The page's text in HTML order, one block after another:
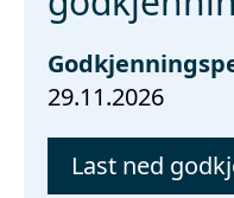
29.11.2026
Last ned